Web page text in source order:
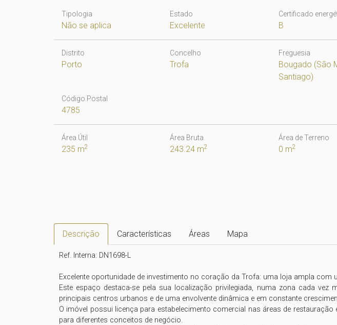
Tipologia
Não se aplica
Estado
Excelente
Certificado
B
Distrito
Porto
Concelho
Trofa
Freguesia
Bougado (São
Santiago)
Código Postal
4785
Área Útil
235 m2
Área Bruta
243.24 m2
Área de Terreno
0 m2
Descrição Características Áreas Mapa
Ref. Interna: DN1698-L
Excelente oportunidade de investimento no coração da Trofa: uma loja ampla
Este espaço destaca-se pela sua localização privilegiada, numa zona cada
principais centros urbanos e de uma envolvente dinâmica e em constante
O imóvel possui licença para estabelecimento comercial nas áreas de
para diferentes conceitos de negócio.